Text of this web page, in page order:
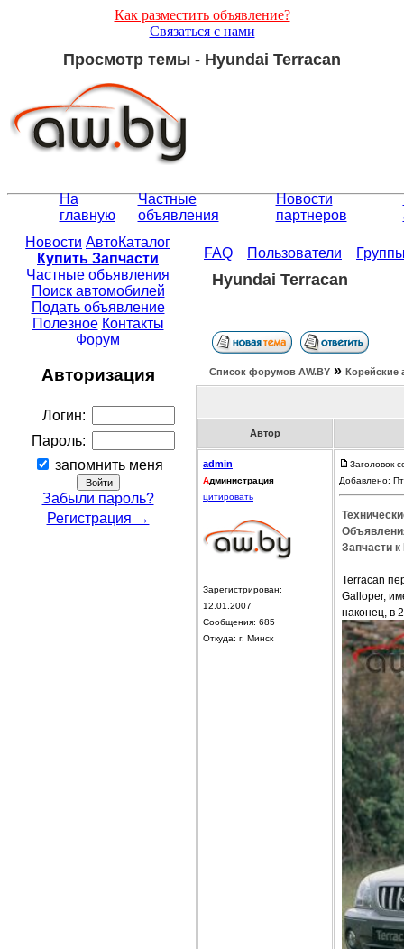
Как разместить объявление?
Связаться с нами
Просмотр темы - Hyundai Terracan
На
главную
Частные
объявления
Новости
партнеров
Новости АвтоКаталог
Купить Запчасти
Частные объявления
Поиск автомобилей
Подать объявление
Полезное Контакты
Форум
Авторизация
Логин:
Пароль:
запомнить меня
Забыли пароль?
Регистрация →
FAQ Пользователи
Hyundai Terracan
Список форумов АW.BY » Корейские
Автор
admin
Администрация
цитировать
Зарегистрирован:
12.01.2007
Сообщения: 685
Откуда: г. Минск
Заголовок
Добавлено:
Запчасти
Terracan
Galloper,
наконец, в